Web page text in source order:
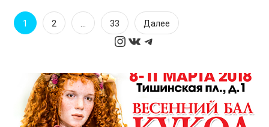
Пагинация
1 2 … 33 Далее
Instagram
ВКонтакте
Telegram